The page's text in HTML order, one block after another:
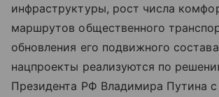
инфраструктуры, рост числа
маршрутов общественного
обновления его подвижного
нацпроекты реализуются по
Президента РФ Владимира Путина